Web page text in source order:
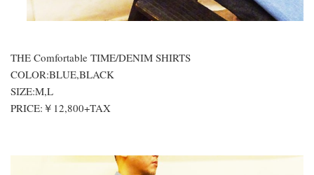
THE Comfortable TIME/DENIM SHIRTS
COLOR:BLUE,BLACK
SIZE:M,L
PRICE:￥12,800+TAX